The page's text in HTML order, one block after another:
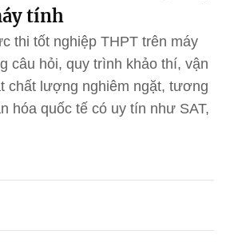
tính
thi tốt nghiệp THPT trên máy
câu hỏi, quy trình khảo thí, vận
chất lượng nghiêm ngặt, tương
hóa quốc tế có uy tín như SAT,